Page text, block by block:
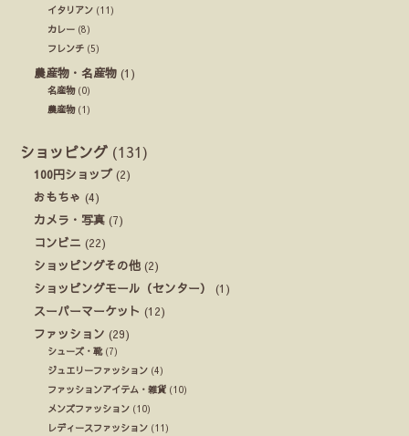
イタリアン (11)
カレー (8)
フレンチ (5)
農産物・名産物 (1)
名産物(0)
農産物(1)
ショッピング (131)
100円ショップ (2)
おもちゃ (4)
カメラ・写真 (7)
コンビニ (22)
ショッピングその他 (2)
ショッピングモール（センター）
(1)
スーパーマーケット (12)
ファッション (29)
シューズ・靴(7)
ジュエリーファッション (4)
ファッションアイテム・雑貨 (10)
メンズファッション (10)
レディースファッション (11)